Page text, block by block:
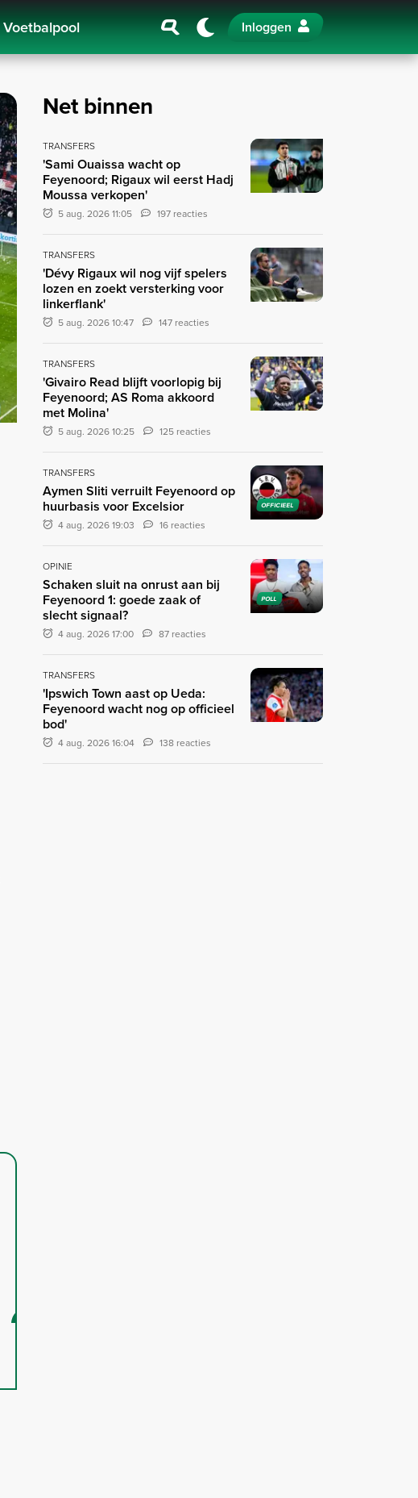
Voetbalpool Inloggen
Net binnen
TRANSFERS
'Sami Ouaissa wacht op
Feyenoord; Rigaux wil eerst Hadj
Moussa verkopen'
5 aug. 2026 11:05 197 reacties
TRANSFERS
'Dévy Rigaux wil nog vijf spelers
lozen en zoekt versterking voor
linkerflank'
5 aug. 2026 10:47 147 reacties
TRANSFERS
'Givairo Read blijft voorlopig bij
Feyenoord; AS Roma akkoord
met Molina'
5 aug. 2026 10:25 125 reacties
OFFICIEEL
TRANSFERS
Aymen Sliti verruilt Feyenoord op
huurbasis voor Excelsior
4 aug. 2026 19:03 16 reacties
POLL
OPINIE
Schaken sluit na onrust aan bij
Feyenoord 1: goede zaak of
slecht signaal?
4 aug. 2026 17:00 87 reacties
TRANSFERS
'Ipswich Town aast op Ueda:
Feyenoord wacht nog op officieel
bod'
4 aug. 2026 16:04 138 reacties